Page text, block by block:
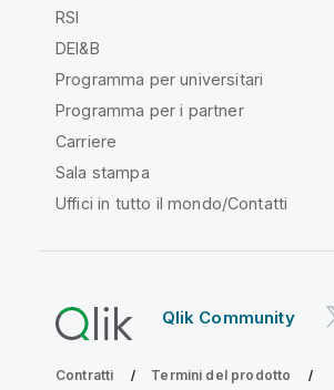
RSI
DEI&B
Programma per universitari
Programma per i partner
Carriere
Sala stampa
Uffici in tutto il mondo/Contatti
Qlik Community
Contratti Termini del prodotto